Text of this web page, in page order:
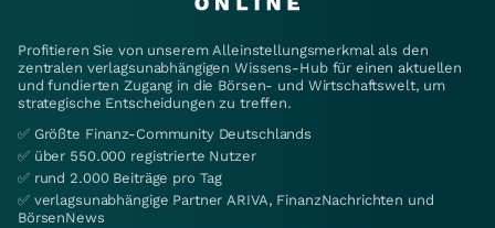
Profitieren Sie von unserem Alleinstellungsmerkmal als den
zentralen verlagsunabhängigen Wissens-Hub für einen aktuellen
und fundierten Zugang in die Börsen- und Wirtschaftswelt, um
strategische Entscheidungen zu treffen.
✅ Größte Finanz-Community Deutschlands
✅ über 550.000 registrierte Nutzer
✅ rund 2.000 Beiträge pro Tag
✅ verlagsunabhängige Partner ARIVA, FinanzNachrichten und
BörsenNews